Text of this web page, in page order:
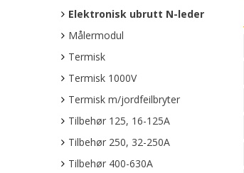
Elektronisk ubrutt N-leder
Målermodul
Termisk
Termisk 1000V
Termisk m/jordfeilbryter
Tilbehør 125, 16-125A
Tilbehør 250, 32-250A
Tilbehør 400-630A